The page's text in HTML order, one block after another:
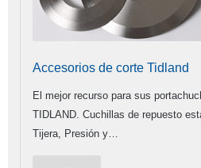
Accesorios de corte Tidland
El mejor recurso para sus
TIDLAND. Cuchillas de repuesto
Tijera, Presión y…